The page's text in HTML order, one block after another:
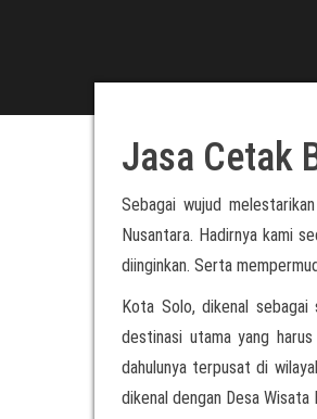
Jasa Cetak
Sebagai wujud
Nusantara. Hadirnya kami
diinginkan. Serta
Kota Solo, dikenal
destinasi utama yang
dahulunya terpusat di
dikenal dengan Desa Wisata